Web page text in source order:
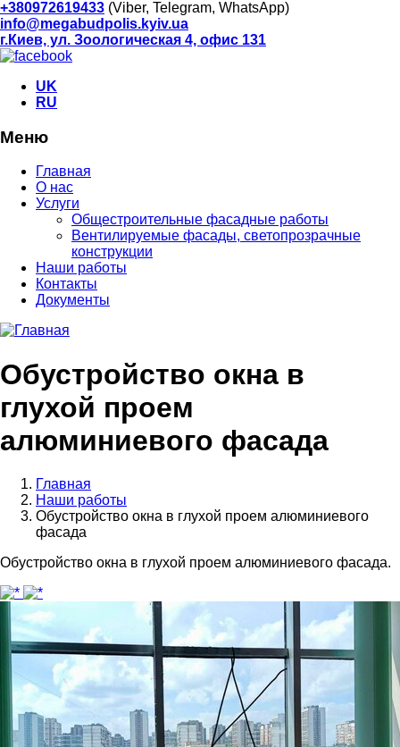
+380972619433 (Viber, Telegram, WhatsApp)
info@megabudpolis.kyiv.ua
г.Киев, ул. Зоологическая 4, офис 131
UK
RU
Меню
Главная
О нас
Услуги
Общестроительные фасадные работы
Вентилируемые фасады, светопрозрачные
конструкции
Наши работы
Контакты
Документы
Обустройство окна в
глухой проем
алюминиевого фасада
Главная
Наши работы
Обустройство окна в глухой проем алюминиевого
фасада
Обустройство окна в глухой проем алюминиевого фасада.